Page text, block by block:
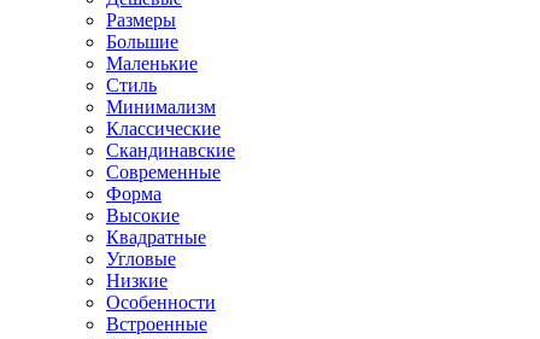
Размеры
Большие
Маленькие
Стиль
Минимализм
Классические
Скандинавские
Современные
Форма
Высокие
Квадратные
Угловые
Низкие
Особенности
Встроенные